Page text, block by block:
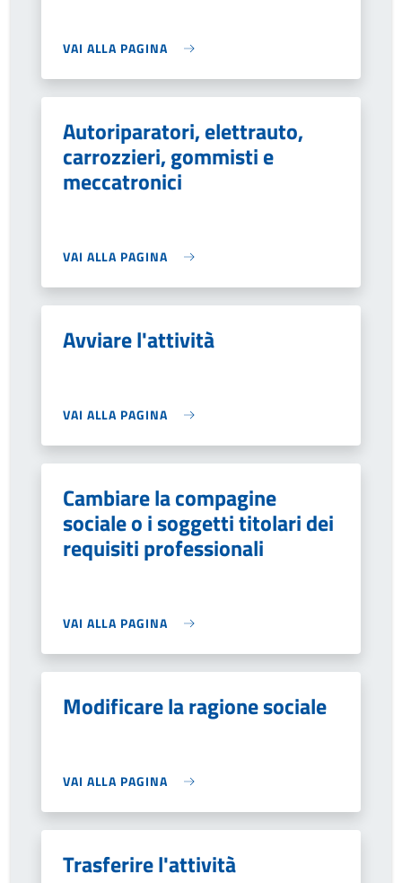
VAI ALLA PAGINA
Autoriparatori, elettrauto,
carrozzieri, gommisti e
meccatronici
VAI ALLA PAGINA
Avviare l'attività
VAI ALLA PAGINA
Cambiare la compagine
sociale o i soggetti titolari dei
requisiti professionali
VAI ALLA PAGINA
Modificare la ragione sociale
VAI ALLA PAGINA
Trasferire l'attività